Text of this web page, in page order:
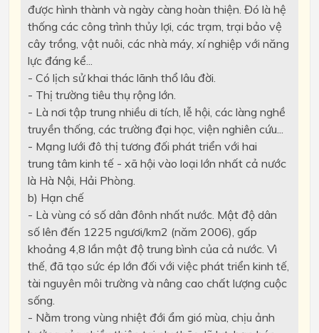
được hình thành và ngày càng hoàn thiện. Đó là hệ
thống các công trình thủy lợi, các trạm, trại bảo vệ
cây trồng, vật nuôi, các nhà máy, xí nghiệp với năng
lực đáng kể...
- Có lịch sử khai thác lãnh thổ lâu đời.
- Thị trường tiêu thụ rộng lớn.
- Là nơi tập trung nhiều di tích, lễ hội, các làng nghề
truyền thống, các trường đại học, viện nghiên cứu...
- Mạng lưới đô thị tương đối phát triển với hai
trung tâm kinh tế - xã hội vào loại lớn nhất cả nước
là Hà Nội, Hải Phòng.
b) Hạn chế
- Là vùng có số dân đônh nhất nước. Mật độ dân
số lên đến 1225 ngươi/km2 (năm 2006), gấp
khoảng 4,8 lần mật độ trung bình của cả nước. Vì
thế, đã tạo sức ép lớn đối với việc phát triển kinh tế,
tài nguyên môi trường và nâng cao chất lượng cuộc
sống.
- Nằm trong vùng nhiệt đới ẩm gió mùa, chịu ảnh